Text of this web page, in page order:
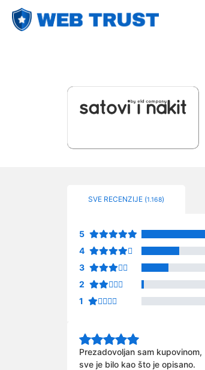
SVE RECENZIJE (1.168)
5
4
3
2
1
Prezadovoljan sam kupovinom,
sve je bilo kao što je opisano.